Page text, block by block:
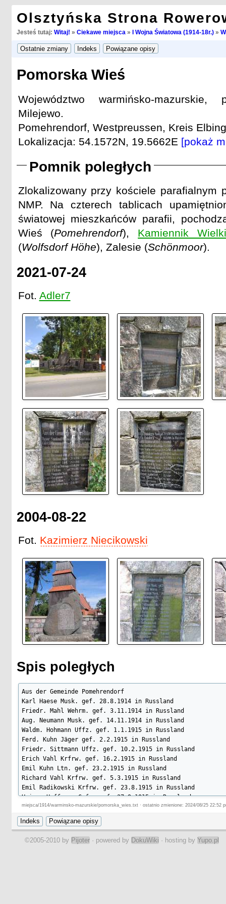
Olsztyńska Strona
Jesteś tutaj: Witaj! » Ciekawe miejsca » I Wojna Światowa (1914-18r.)»
Pomorska Wieś
Województwo warmińsko-
Milejewo.
Pomehrendorf, Westpreussen, Kreis
Lokalizacja: 54.1572N, 19.5662E [pokaż
Pomnik poległych
Zlokalizowany przy kościele parafialnym
NMP. Na czterech tablicach
światowej mieszkańców parafii,
Wieś (Pomehrendorf), Kamiennik
(Wolfsdorf Höhe), Zalesie (Schönmoor).
2021-07-24
Fot. Adler7
2004-08-22
Fot. Kazimierz Niecikowski
Spis poległych
Aus der Gemeinde Pomehrendorf
Karl Haese Musk. gef. 28.8.1914 in Russland
Friedr. Mahl Wehrm. gef. 3.11.1914 in Russland
Aug. Neumann Musk. gef. 14.11.1914 in Russland
Waldm. Hohmann Uffz. gef. 1.1.1915 in Russland
Ferd. Kuhn Jäger gef. 2.2.1915 in Russland
Friedr. Sittmann Uffz. gef. 10.2.1915 in Russland
Erich Vahl Krfrw. gef. 16.2.1915 in Russland
Emil Kuhn Ltn. gef. 23.2.1915 in Russland
Richard Vahl Krfrw. gef. 5.3.1915 in Russland
Emil Radikowski Krfrw. gef. 23.8.1915 in Russland
Heinr. Hoffmann Gefr. gef. 27.9.1915 in Russland
Arthur Haese Uffz. gef. 23.7.1917 in Russland
Gottfr. Kroll Arm. Sold. gef. 17.8.1917 in Frankreich
Heinr. Hoffmann Musk. gef. 7.10.1917 in Frankreich
Ernst Winkler Musk. gef. 8.8.1918 in Frankreich
Heinr. Becker Kan. gef. 1.10.1918 in Frankreich
miejsca/1914/warminsko-mazurskie/pomorska_wies.txt · ostatnio zmienione: 2024/08/25 22:52
©2005-2010 by Pijoter · powered by DokuWiki · hosting by Yupo.pl